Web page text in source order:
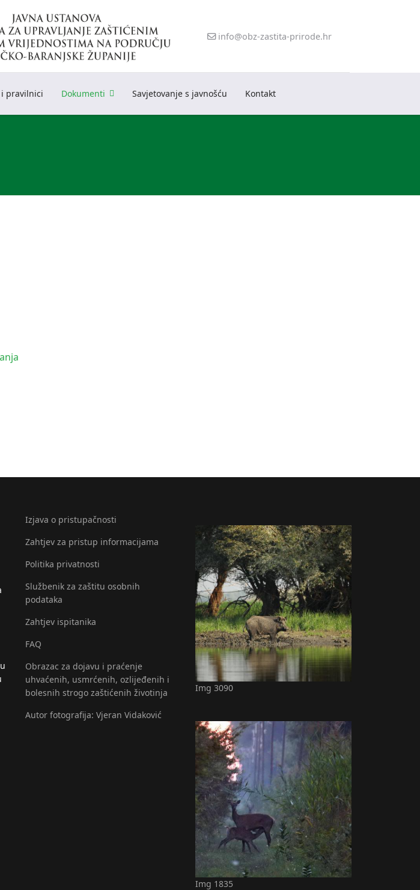
info@obz-zastita-prirode.hr
pravilnici Dokumenti Savjetovanje s javnošću Kontakt
Izjava o pristupačnosti
Zahtjev za pristup informacijama
Politika privatnosti
Službenik za zaštitu osobnih
podataka
Zahtjev ispitanika
FAQ
Obrazac za dojavu i praćenje
uhvaćenih, usmrćenih, ozlijeđenih i
bolesnih strogo zaštićenih životinja
Autor fotografija: Vjeran Vidaković
Img 3090
Img 1835